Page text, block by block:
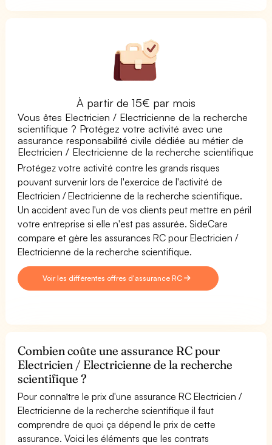
À partir de 15€ par mois
Vous êtes Electricien / Electricienne de la recherche
scientifique ? Protégez votre activité avec une
assurance responsabilité civile dédiée au métier de
Electricien / Electricienne de la recherche scientifique
Protégez votre activité contre les grands risques
pouvant survenir lors de l'exercice de l'activité de
Electricien / Electricienne de la recherche scientifique.
Un accident avec l'un de vos clients peut mettre en péril
votre entreprise si elle n'est pas assurée. SideCare
compare et gère les assurances RC pour Electricien /
Electricienne de la recherche scientifique.
Voir les différentes offres d'assurance RC
Combien coûte une assurance RC pour
Electricien / Electricienne de la recherche
scientifique ?
Pour connaître le prix d'une assurance RC Electricien /
Electricienne de la recherche scientifique il faut
comprendre de quoi ça dépend le prix de cette
assurance. Voici les éléments que les contrats